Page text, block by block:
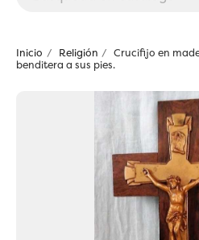
Inicio Religión
Crucifijo en
benditera a sus pies.